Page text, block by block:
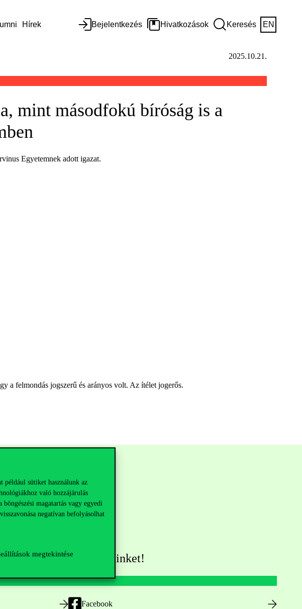
például sütiket használunk az
való hozzájárulás
magatartás vagy egyedi
negatívan befolyásolhat
megtekintése
Hírek Bejelentkezés Hivatkozások Keresés EN
2025.10.21.
mint másodfokú bíróság is a
Egyetemnek adott igazat.
a felmondás jogszerű és arányos volt. Az ítélet jogerős.
Kövess minket!
Facebook